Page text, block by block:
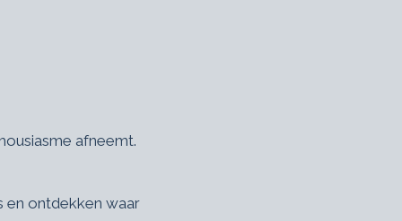
afneemt.
en ontdekken waar